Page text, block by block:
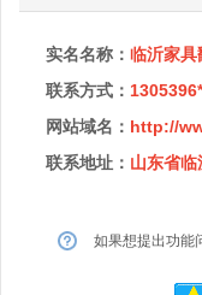
实名名称： 临沂家具
联系方式：
网站域名： http://
联系地址： 山东省
如果想提出功能